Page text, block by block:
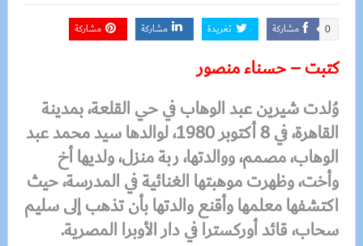
مشاركة 0 تغريدة مشاركة مشاركة
كتبت – حسناء منصور
وُلدت شيرين عبد الوهاب في حي القلعة، بمدينة
القاهرة، في 8 أكتوبر 1980، لوالدها سيد محمد عبد
الوهاب، مصمم، ووالدتها، ربة منزل، ولديها أخ
وأخت، وظهرت موهبتها الغنائية في المدرسة، حيث
اكتشفها معلمها وأقنع والدتها بأن تذهب إلى سليم
سحاب، قائد أوركسترا في دار الأوبرا المصرية.